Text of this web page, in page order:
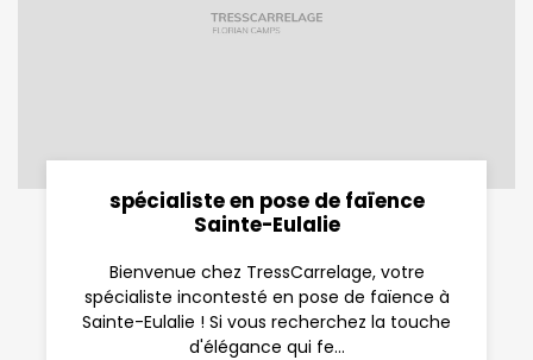
spécialiste en pose de faïence
Sainte-Eulalie
Bienvenue chez TressCarrelage, votre
spécialiste incontesté en pose de faïence à
Sainte-Eulalie ! Si vous recherchez la touche
d'élégance qui fe...